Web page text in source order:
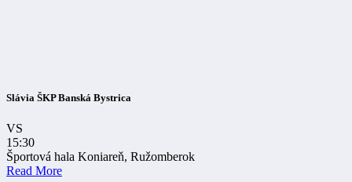
Slávia ŠKP Banská Bystrica
VS
15:30
Športová hala Koniareň, Ružomberok
Read More